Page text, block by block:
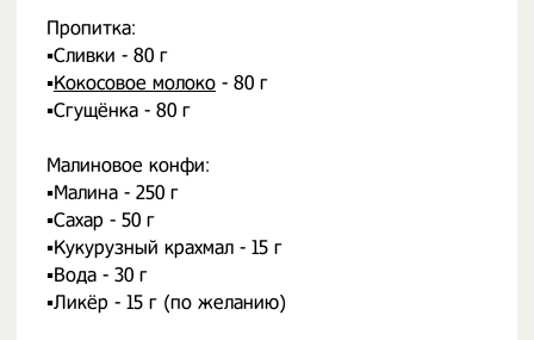
Пропитка:
▪️Сливки - 80 г
▪️Кокосовое молоко - 80 г
▪️Сгущёнка - 80 г
Малиновое конфи:
▪️Малина - 250 г
▪️Сахар - 50 г
▪️Кукурузный крахмал - 15 г
▪️Вода - 30 г
▪️Ликёр - 15 г (по желанию)